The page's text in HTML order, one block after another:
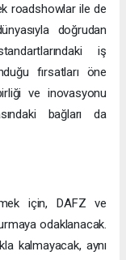
roadshowlar ile de
doğrudan
iş
fırsatları öne
ve inovasyonu
bağları da
için, DAFZ ve
odaklanacak.
kalmayacak, aynı